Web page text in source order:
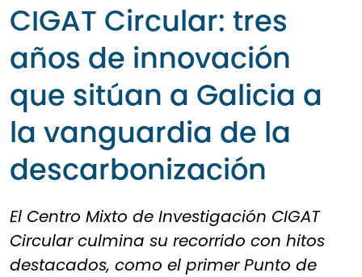
i
t
e
r
e
I
a
s
p
CIGAT Circular: tres
años de innovación
que sitúan a Galicia a
la vanguardia de la
descarbonización
El Centro Mixto de Investigación CIGAT
Circular culmina su recorrido con hitos
destacados, como el primer Punto de